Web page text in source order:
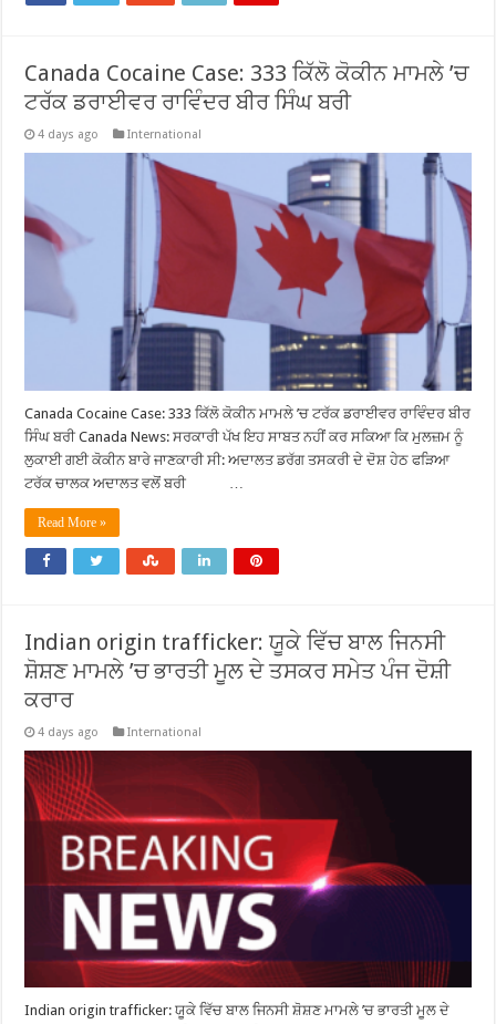
Canada Cocaine Case: 333 ਕਿੱਲੋ ਕੋਕੀਨ ਮਾਮਲੇ ’ਚ
ਟਰੱਕ ਡਰਾਈਵਰ ਰਾਵਿੰਦਰ ਬੀਰ ਸਿੰਘ ਬਰੀ
4 days ago International
Canada Cocaine Case: 333 ਕਿੱਲੋ ਕੋਕੀਨ ਮਾਮਲੇ ’ਚ ਟਰੱਕ ਡਰਾਈਵਰ ਰਾਵਿੰਦਰ ਬੀਰ
ਸਿੰਘ ਬਰੀ Canada News: ਸਰਕਾਰੀ ਪੱਖ ਇਹ ਸਾਬਤ ਨਹੀਂ ਕਰ ਸਕਿਆ ਕਿ ਮੁਲਜ਼ਮ ਨੂੰ
ਲੁਕਾਈ ਗਈ ਕੋਕੀਨ ਬਾਰੇ ਜਾਣਕਾਰੀ ਸੀ: ਅਦਾਲਤ ਡਰੱਗ ਤਸਕਰੀ ਦੇ ਦੋਸ਼ ਹੇਠ ਫੜਿਆ
ਟਰੱਕ ਚਾਲਕ ਅਦਾਲਤ ਵਲੋਂ ਬਰੀ …
Read More »
Indian origin trafficker: ਯੂਕੇ ਵਿੱਚ ਬਾਲ ਜਿਨਸੀ
ਸ਼ੋਸ਼ਣ ਮਾਮਲੇ ’ਚ ਭਾਰਤੀ ਮੂਲ ਦੇ ਤਸਕਰ ਸਮੇਤ ਪੰਜ ਦੋਸ਼ੀ
ਕਰਾਰ
4 days ago International
Indian origin trafficker: ਯੂਕੇ ਵਿੱਚ ਬਾਲ ਜਿਨਸੀ ਸ਼ੋਸ਼ਣ ਮਾਮਲੇ ’ਚ ਭਾਰਤੀ ਮੂਲ ਦੇ